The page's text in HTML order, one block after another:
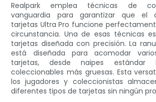
Realpark emplea técnicas de
vanguardia para garantizar que el
tarjetas Ultra Pro funcione
circunstancia. Una de esas técnicas
tarjetas diseñada con precisión. La
está diseñada para acomodar
tarjetas, desde naipes estándar
coleccionables más gruesas. Esta
los jugadores y coleccionistas
diferentes tipos de tarjetas sin ningún